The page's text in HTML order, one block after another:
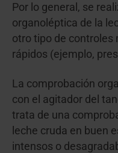
Por lo general, se
organoléptica de la
otro tipo de
rápidos (ejemplo,
La comprobación
con el agitador del
trata de una
leche cruda en buen
intensos o